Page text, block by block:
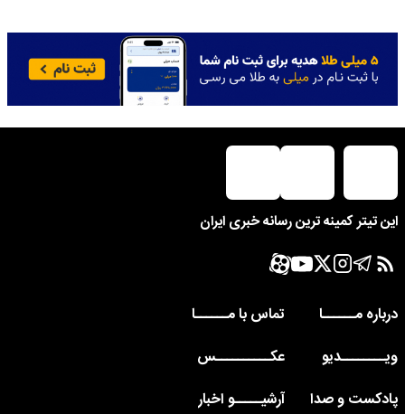
این تیتر کمینه ترین رسانه خبری ایران
درباره مــــــا
تماس با مــــــا
ویــــــــدیو
عکــــــــــس
پادکست و صدا
آرشیـــــو اخبار